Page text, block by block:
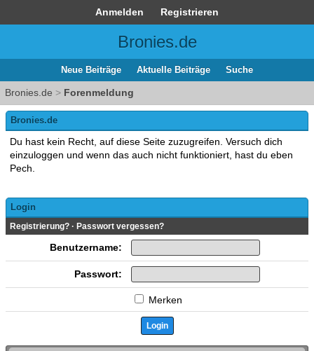
Anmelden Registrieren
Bronies.de
Neue Beiträge Aktuelle Beiträge Suche
Bronies.de > Forenmeldung
Bronies.de
Du hast kein Recht, auf diese Seite zuzugreifen. Versuch dich
einzuloggen und wenn das auch nicht funktioniert, hast du eben
Pech.
Login
Registrierung? · Passwort vergessen?
Benutzername:
Passwort:
Merken